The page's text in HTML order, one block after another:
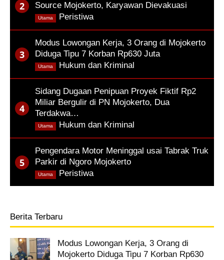
Source Mojokerto, Karyawan Dievakuasi
Peristiwa,
Utama
Modus Lowongan Kerja, 3 Orang di Mojokerto
Diduga Tipu 7 Korban Rp630 Juta
Hukum dan Kriminal
Utama
Sidang Dugaan Penipuan Proyek Fiktif Rp2
Miliar Bergulir di PN Mojokerto, Dua
Terdakwa…
Hukum dan Kriminal
Utama
Pengendara Motor Meninggal usai Tabrak Truk
Parkir di Ngoro Mojokerto
Peristiwa,
Utama
Berita Terbaru
Modus Lowongan Kerja, 3 Orang di
Mojokerto Diduga Tipu 7 Korban Rp630